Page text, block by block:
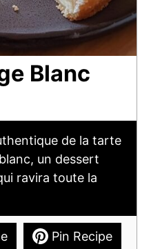
Blanc
de la tarte
un dessert
ravira toute la
Pin Recipe